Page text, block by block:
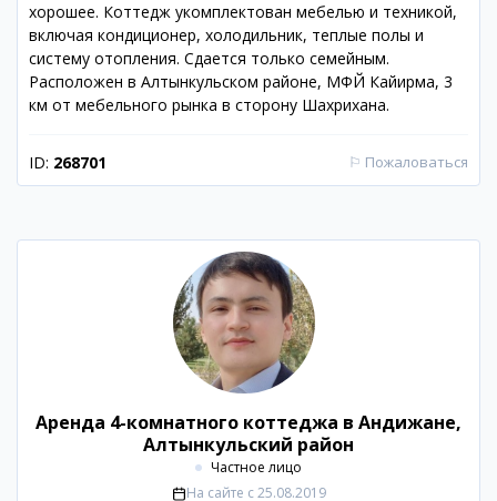
хорошее. Коттедж укомплектован мебелью и техникой,
включая кондиционер, холодильник, теплые полы и
систему отопления. Сдается только семейным.
Расположен в Алтынкульском районе, МФЙ Кайирма, 3
км от мебельного рынка в сторону Шахрихана.
ID: 268701 ⚐ Пожаловаться
Аренда 4-комнатного коттеджа в Андижане,
Алтынкульский район
Частное лицо
На сайте с 25.08.2019